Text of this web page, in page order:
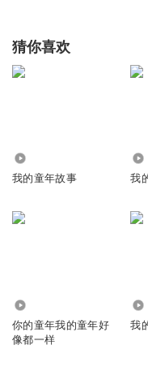
回复
童语之星
回复 2021-05-26
猜你喜欢
我的童年故事 我
你的童年我的童年好
像都一样
我